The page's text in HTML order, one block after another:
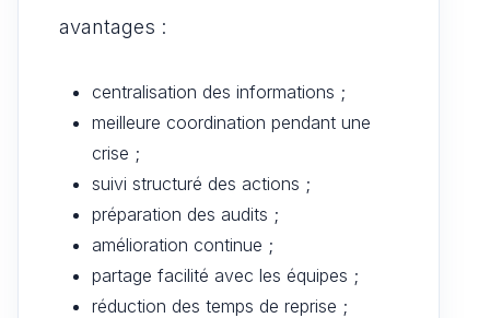
avantages :
centralisation des informations ;
meilleure coordination pendant une
crise ;
suivi structuré des actions ;
préparation des audits ;
amélioration continue ;
partage facilité avec les équipes ;
réduction des temps de reprise ;